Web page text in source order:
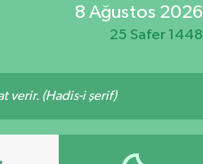
8 Ağustos 2026
25 Safer 1448
verir. (Hadis-i şerif)